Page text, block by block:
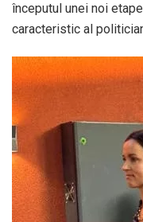
începutul unei noi
caracteristic al